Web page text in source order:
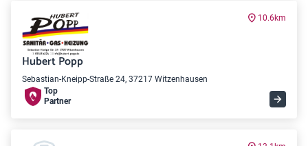
10.6km
Hubert Popp
Sebastian-Kneipp-Straße 24, 37217 Witzenhausen
Top
Partner